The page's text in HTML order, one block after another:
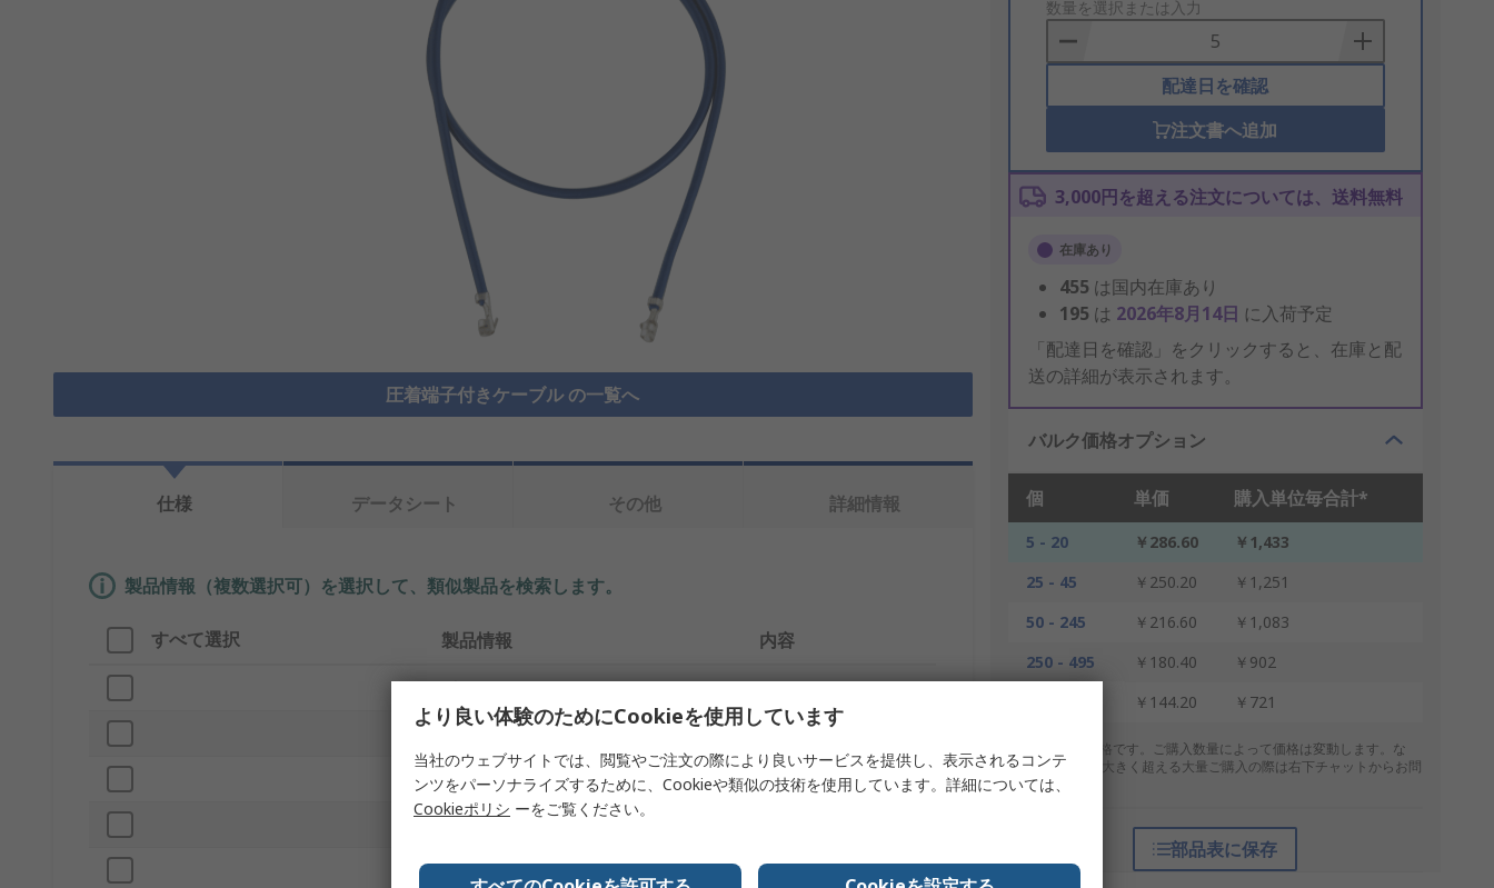
圧着端子付きケーブル の一覧へ
to
Basket
数量を選択または入力
配達日を確認
注文書へ追加
3,000円を超える注文については、送料無料
在庫あり
455 は国内在庫あり
195 は 2026年8月14日 に入荷予定
「配達日を確認」をクリックすると、在庫と配
送の詳細が表示されます。
バルク価格オプション
個 単価 購入単位毎合計*
5 - 20 ￥286.60
￥1,433
25 - 45
￥250.20
￥1,251
50 - 245
￥216.60
￥1,083
250 - 495
￥180.40
￥902
￥144.20 ￥721
* 表示は参考価格です。ご購入数量によって価格は変動します。な
お、上記数量を大きく超える大量ご購入の際は右下チャットからお問
合せください。
部品表に保存
仕様 データシート その他 詳細情報
製品情報（複数選択可）を選択して、類似製品を検索します。
すべて選択 製品情報 内容
ブランド RS PRO
シリーズ
プロダクトタイプ 圧着電線
ジャケットの色 青
より良い体験のためにCookieを使用しています
当社のウェブサイトでは、閲覧やご注文の際により良いサービスを提供し、表示されるコンテ
ンツをパーソナライズするために、Cookieや類似の技術を使用しています。詳細については、
Cookieポリシ ーをご覧ください。